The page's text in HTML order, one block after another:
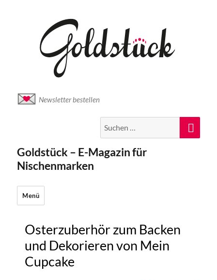
Newsletter bestellen
nach:
Goldstück – E-Magazin für
Nischenmarken
Menü
Osterzuberhör zum Backen
und Dekorieren von Mein
Cupcake